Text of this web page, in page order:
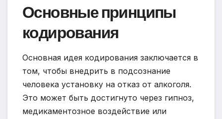
Основные принципы
кодирования
Основная идея кодирования заключается в
том, чтобы внедрить в подсознание
человека установку на отказ от алкоголя.
Это может быть достигнуто через гипноз,
медикаментозное воздействие или